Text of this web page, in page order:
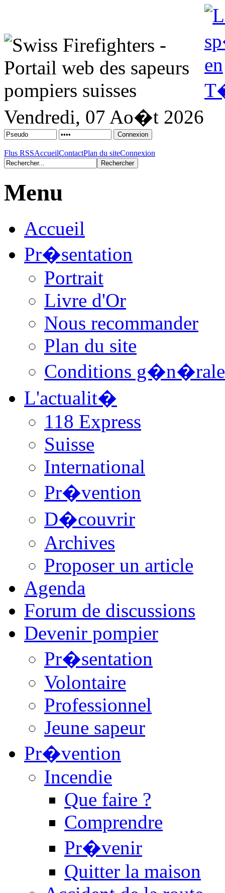
Vendredi, 07 Ao�t 2026
Flus RSSAccueilContactPlan du siteConnexion
Menu
Accueil
Pr�sentation
Portrait
Livre d'Or
Nous recommander
Plan du site
Conditions
L'actualit�
118 Express
Suisse
International
Pr�vention
D�couvrir
Archives
Proposer un article
Agenda
Forum de discussions
Devenir pompier
Pr�sentation
Volontaire
Professionnel
Jeune sapeur
Pr�vention
Incendie
Que faire ?
Comprendre
Pr�venir
Quitter la maison